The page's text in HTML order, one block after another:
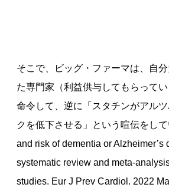
そこで、ビッグ・ファーマは、自
た専門家（利益供与してもらって
命令して、逆に「スタチンがアル
クを低下させる」という喧伝をし
and risk of dementia or Alzheimer’s
systematic review and meta-
studies. Eur J Prev Cardiol. 2022